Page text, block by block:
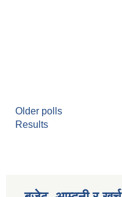
Older polls
Results